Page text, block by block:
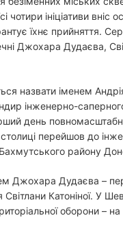
ініціативи вніс
їхнє прийняття.
Джохара Дудаєва,
назвати іменем
інженерно-
день
перейшов до
району
Джохара Дудаєва –
Катоніної. У
оборони –